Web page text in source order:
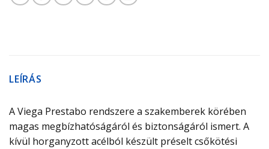
LEÍRÁS
A Viega Prestabo rendszere a szakemberek körében
magas megbízhatóságáról és biztonságáról ismert. A
kívül horganyzott acélból készült préselt csőkötési